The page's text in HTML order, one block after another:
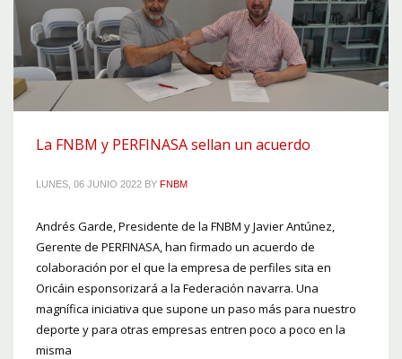
La FNBM y PERFINASA sellan un acuerdo
LUNES, 06 JUNIO 2022 BY FNBM
Andrés Garde, Presidente de la FNBM y Javier Antúnez,
Gerente de PERFINASA, han firmado un acuerdo de
colaboración por el que la empresa de perfiles sita en
Oricáin esponsorizará a la Federación navarra. Una
magnífica iniciativa que supone un paso más para nuestro
deporte y para otras empresas entren poco a poco en la
misma